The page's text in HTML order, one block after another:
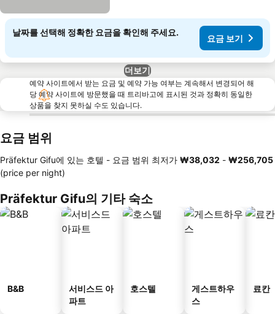
날짜를 선택해 정확한 요금을 확인해 주세요.
요금 보기
더보기
예약 사이트에서 받는 요금 및 예약 가능 여부는 계속해서 변경되어 해
당 예약 사이트에 방문했을 때 트리바고에 표시된 것과 정확히 동일한
상품을 찾지 못하실 수도 있습니다.
요금 범위
Präfektur Gifu에 있는 호텔 - 요금 범위 최저가 ‎₩38,032 - ‎₩256,705
(price per night)
Präfektur Gifu의 기타 숙소
B&B
서비스드 아
파트
호스텔
게스트하우
스
료칸